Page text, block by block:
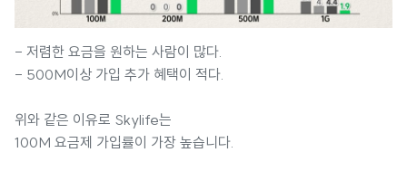
- 저렴한 요금을 원하는 사람이 많다.
- 500M이상 가입 추가 혜택이 적다.
위와 같은 이유로 Skylife는
100M 요금제 가입률이 가장 높습니다.